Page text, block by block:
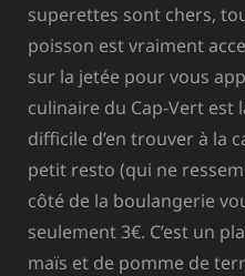
superettes sont chers,
poisson est vraiment
sur la jetée pour vous
culinaire du Cap-Vert
difficile d’en trouver à la
petit resto (qui ne
côté de la boulangerie
seulement 3€. C’est un
maïs et de pomme de